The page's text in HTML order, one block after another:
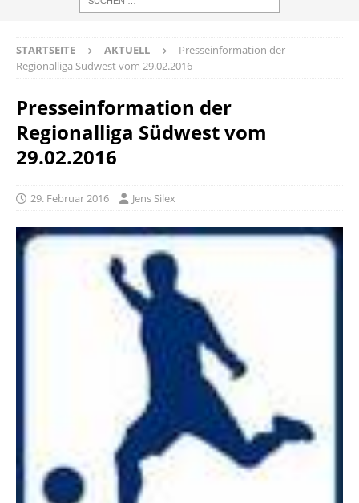
STARTSEITE AKTUELL
Presseinformation der
Regionalliga Südwest vom 29.02.2016
Presseinformation der
Regionalliga Südwest vom
29.02.2016
29. Februar 2016 Jens Silex